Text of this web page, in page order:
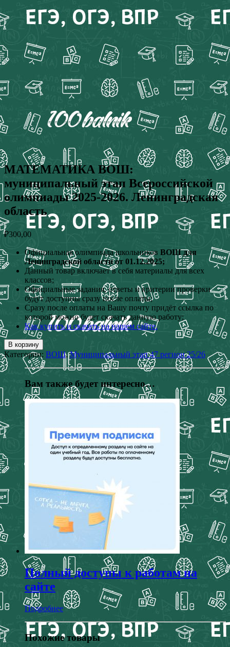
МАТЕМАТИКА ВОШ:
муниципальный этап Всероссийской
олимпиады 2025-2026. Ленинградская
область
₽300,00
Официальная олимпиада школьников ВОШ для
Ленинградской области от 01.12.2025;
Данный товар включает в себя материалы для всех
классов;
Официальные задания, ответы и критерии проверки
будут доступны сразу после оплаты;
Сразу после оплаты на Вашу почту придёт ссылка по
которой можно будет скачать данную работу;
Как купить и скачать на нашем сайте.
В корзину
Категории: ВОШ,Муниципальный этап 47 регион 25/26
Вам также будет интересно…
Полный доступы к работам на
сайте
Подробнее
Похожие товары